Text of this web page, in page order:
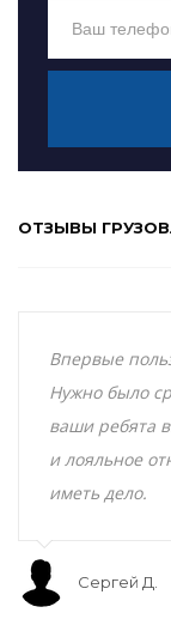
ОТЗЫВЫ
Впервые
Нужно было
ваши ребята
и лояльное
иметь дело.
Сергей Д.